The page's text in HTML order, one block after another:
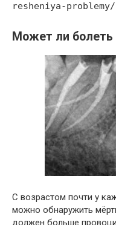
resheniya-
Может ли болеть
С возрастом почти у
можно обнаружить
должен больше